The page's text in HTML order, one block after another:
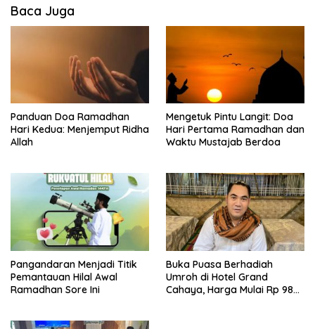
Baca Juga
Panduan Doa Ramadhan
Hari Kedua: Menjemput Ridha
Allah
Mengetuk Pintu Langit: Doa
Hari Pertama Ramadhan dan
Waktu Mustajab Berdoa
Pangandaran Menjadi Titik
Pemantauan Hilal Awal
Ramadhan Sore Ini
Buka Puasa Berhadiah
Umroh di Hotel Grand
Cahaya, Harga Mulai Rp 98